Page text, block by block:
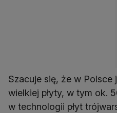
Szacuje się, że w
wielkiej płyty, w tym ok.
w technologii płyt